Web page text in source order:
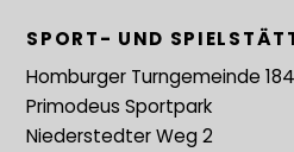
SPORT- UND
Homburger Turngemeinde
Primodeus Sportpark
Niederstedter Weg 2